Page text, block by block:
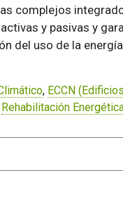
complejos
y pasivas y
del uso de la
, ECCN
Rehabilitación